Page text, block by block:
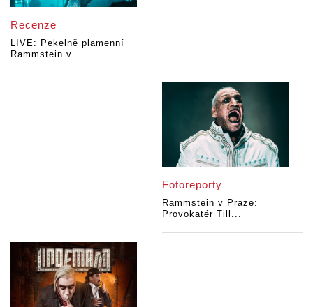
Recenze
LIVE: Pekelně plamenní
Rammstein v...
Fotoreporty
Rammstein v Praze:
Provokatér Till...